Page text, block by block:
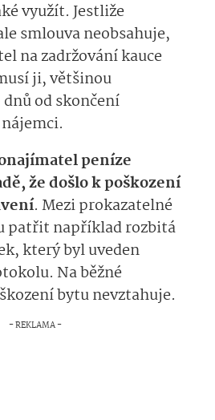
využít. Jestliže
smlouva neobsahuje,
na zadržování kauce
ji, většinou
od skončení
peníze
že došlo k poškození
. Mezi prokazatelné
patřit napříkladrozbitá
který byl uveden
Na běžné
bytu nevztahuje.